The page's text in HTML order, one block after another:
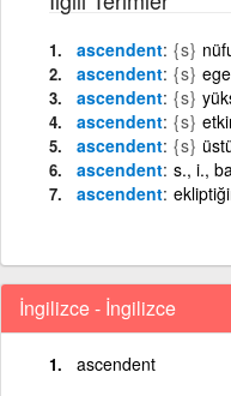
ascendent {s}
ascendent {s}
ascendent {s}
ascendent {s}
ascendent {s}
ascendent s., i.,
ascendent
İngilizce - İngilizce
ascendent